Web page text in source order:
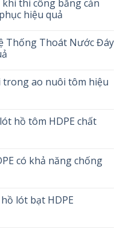
thi công băng cản
hiệu quả
Thống Thoát Nước Đáy
trong ao nuôi tôm hiệu
hồ tôm HDPE chất
có khả năng chống
lót bạt HDPE